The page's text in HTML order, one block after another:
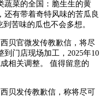
菜的全国：脆生生的黄
还有带着奇特风味的苦瓜良
苦味的瓜也不会多想。
贝官微发传教歉信，将尽
门店现场加工，2025年10
相关调整。 值得留意的
贝发传教歉信，称将尽可